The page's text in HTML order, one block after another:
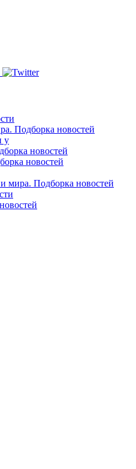
Подборка новостей
у
новостей
новостей
мира. Подборка новостей